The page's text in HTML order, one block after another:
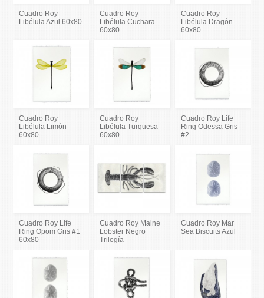
Cuadro Roy
Libélula Azul 60x80
Cuadro Roy
Libélula Cuchara
60x80
Cuadro Roy
Libélula Dragón
60x80
Cuadro Roy
Libélula Limón
60x80
Cuadro Roy
Libélula Turquesa
60x80
Cuadro Roy Life
Ring Odessa Gris
#2
Cuadro Roy Life
Ring Opom Gris #1
60x80
Cuadro Roy Maine
Lobster Negro
Trilogía
Cuadro Roy Mar
Sea Biscuits Azul